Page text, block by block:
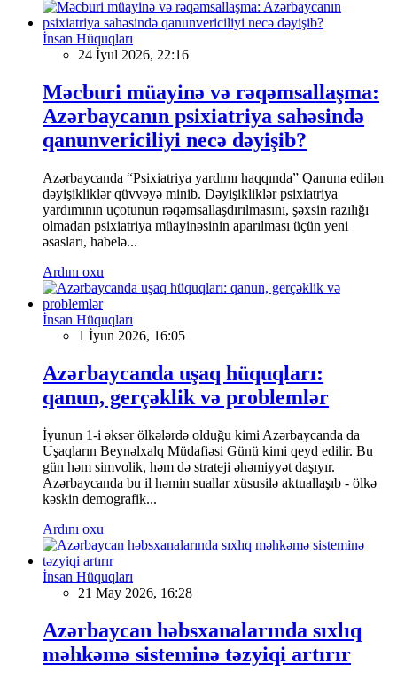
İnsan Hüquqları
24 İyul 2026, 22:16
Məcburi müayinə və rəqəmsallaşma:
Azərbaycanın psixiatriya sahəsində
qanunvericiliyi necə dəyişib?
Azərbaycanda “Psixiatriya yardımı haqqında” Qanuna edilən
dəyişikliklər qüvvəyə minib. Dəyişikliklər psixiatriya
yardımının uçotunun rəqəmsallaşdırılmasını, şəxsin razılığı
olmadan psixiatriya müayinəsinin aparılması üçün yeni
əsasları, habelə...
Ardını oxu
İnsan Hüquqları
1 İyun 2026, 16:05
Azərbaycanda uşaq hüquqları:
qanun, gerçəklik və problemlər
İyunun 1-i əksər ölkələrdə olduğu kimi Azərbaycanda da
Uşaqların Beynəlxalq Müdafiəsi Günü kimi qeyd edilir. Bu
gün həm simvolik, həm də strateji əhəmiyyət daşıyır.
Azərbaycanda bu il həmin suallar xüsusilə aktuallaşıb - ölkə
kəskin demografik...
Ardını oxu
İnsan Hüquqları
21 May 2026, 16:28
Azərbaycan həbsxanalarında sıxlıq
məhkəmə sisteminə təzyiqi artırır